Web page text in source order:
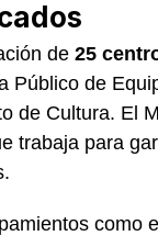
de 25
Público de
de Cultura. El
trabaja para
como